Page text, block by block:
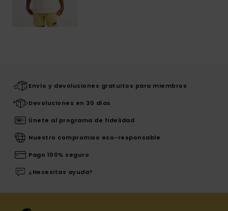
Envío y devoluciones gratuitos para miembros
Devoluciones en 30 días
Únete al programa de fidelidad
Nuestro compromiso eco-responsable
Pago 100% seguro
¿Necesitas ayuda?